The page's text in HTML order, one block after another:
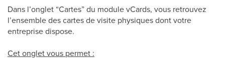
Dans l’onglet “Cartes” du module vCards, vous retrouvez
l’ensemble des cartes de visite physiques dont votre
entreprise dispose.
Cet onglet vous permet :